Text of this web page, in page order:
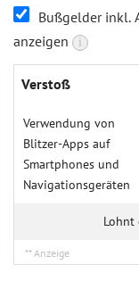
Bußgelder inkl.
anzeigen
i
Verstoß
Verwendung von
Blitzer-Apps auf
Smartphones und
Navigations­geräten